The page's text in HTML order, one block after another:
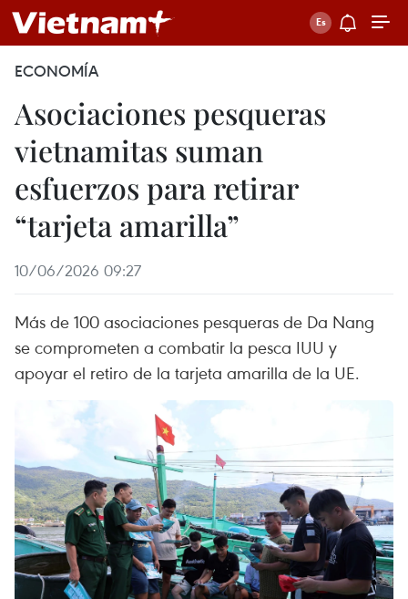
ECONOMÍA
Asociaciones pesqueras
vietnamitas suman
esfuerzos para retirar
“tarjeta amarilla”
10/06/2026 09:27
Más de 100 asociaciones pesqueras de Da Nang
se comprometen a combatir la pesca IUU y
apoyar el retiro de la tarjeta amarilla de la UE.